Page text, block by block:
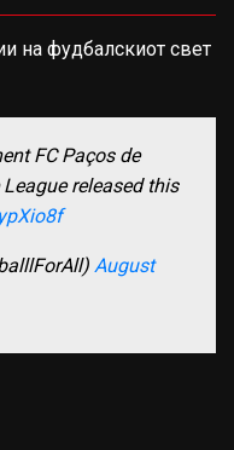
на фудбалскиот свет
FC Paços de
released this
August